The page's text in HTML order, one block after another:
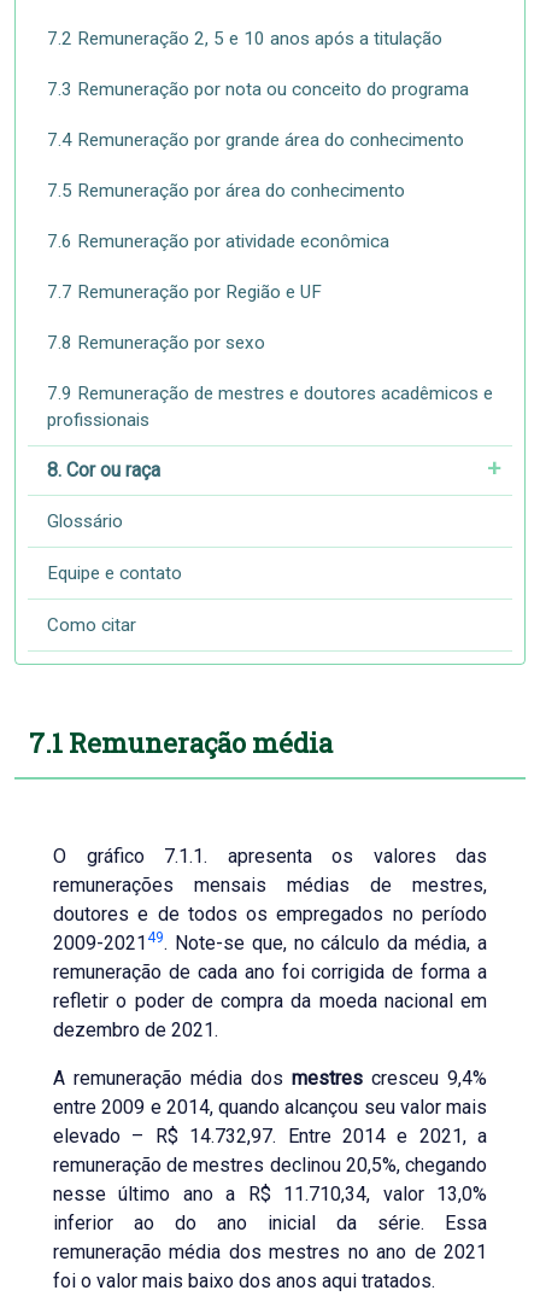
7.2 Remuneração 2, 5 e 10 anos após a titulação
7.3 Remuneração por nota ou conceito do programa
7.4 Remuneração por grande área do conhecimento
7.5 Remuneração por área do conhecimento
7.6 Remuneração por atividade econômica
7.7 Remuneração por Região e UF
7.8 Remuneração por sexo
7.9 Remuneração de mestres e doutores acadêmicos e
profissionais
8. Cor ou raça
Glossário
Equipe e contato
Como citar
7.1 Remuneração média
O gráfico 7.1.1. apresenta os valores das
remunerações mensais médias de mestres,
doutores e de todos os empregados no período
2009-202149. Note-se que, no cálculo da média, a
remuneração de cada ano foi corrigida de forma a
refletir o poder de compra da moeda nacional em
dezembro de 2021.
A remuneração média dos mestres cresceu 9,4%
entre 2009 e 2014, quando alcançou seu valor mais
elevado – R$ 14.732,97. Entre 2014 e 2021, a
remuneração de mestres declinou 20,5%, chegando
nesse último ano a R$ 11.710,34, valor 13,0%
inferior ao do ano inicial da série. Essa
remuneração média dos mestres no ano de 2021
foi o valor mais baixo dos anos aqui tratados.